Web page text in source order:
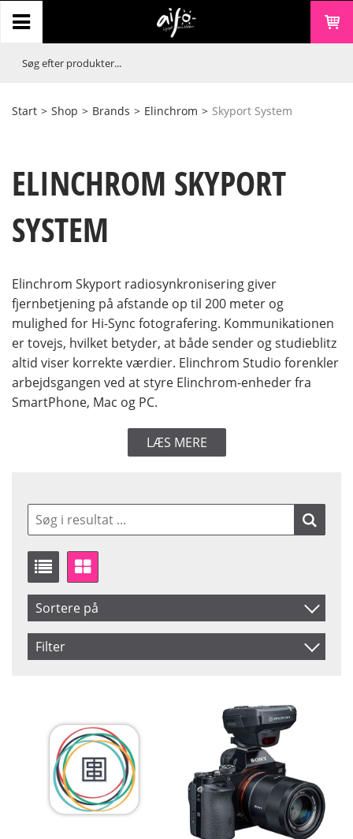
Start > Shop > Brands > Elinchrom > Skyport System
ELINCHROM SKYPORT
SYSTEM
Elinchrom Skyport radiosynkronisering giver
fjernbetjening på afstande op til 200 meter og
mulighed for Hi-Sync fotografering. Kommunikationen
er tovejs, hvilket betyder, at både sender og studieblitz
altid viser korrekte værdier. Elinchrom Studio forenkler
arbejdsgangen ved at styre Elinchrom-enheder fra
SmartPhone, Mac og PC.
LÆS MERE
Sortere på
Produkt Kode
Rækkevidde (inde)
Filter
Fujifilm
Nikon
Pentax
Sony
Universal